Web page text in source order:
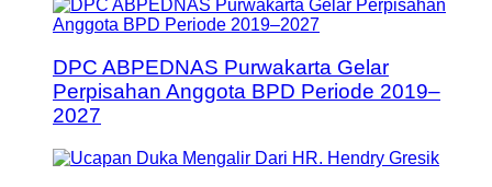
DPC ABPEDNAS Purwakarta Gelar
Perpisahan Anggota BPD Periode 2019–
2027